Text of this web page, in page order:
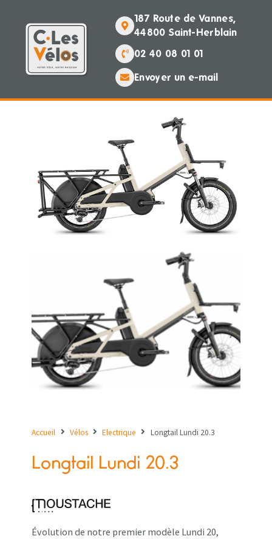
187 Route de Vannes,
44800 Saint-Herblain
02 40 08 01 01
Envoyer un e-mail
Accueil Vélos Electrique Longtail Lundi 20.3
Longtail Lundi 20.3
Évolution de notre premier modèle Lundi 20,